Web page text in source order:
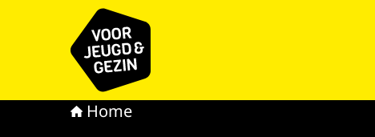
Naar de homepage van voor Jeugd & Gezin
Home